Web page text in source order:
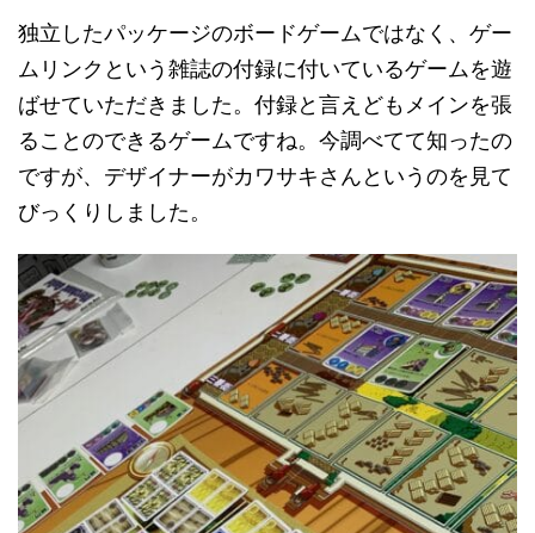
独立したパッケージのボードゲームではなく、ゲー
ムリンクという雑誌の付録に付いているゲームを遊
ばせていただきました。付録と言えどもメインを張
ることのできるゲームですね。今調べてて知ったの
ですが、デザイナーがカワサキさんというのを見て
びっくりしました。